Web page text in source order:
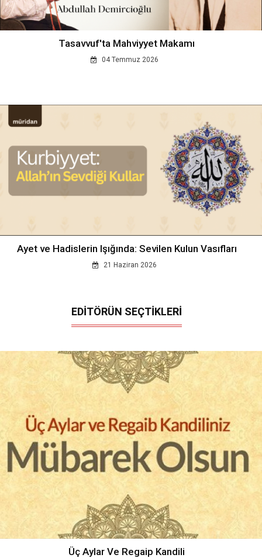
Tasavvuf'ta Mahviyyet Makamı
04 Temmuz 2026
Ayet ve Hadislerin Işığında: Sevilen Kulun Vasıfları
21 Haziran 2026
EDİTÖRÜN SEÇTİKLERİ
Üç Aylar Ve Regaip Kandili